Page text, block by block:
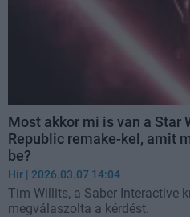
Most akkor mi is van a Star
Republic remake-kel, amit
be?
Hír | 2026.03.07 14:04
Tim Willits, a Saber Interactive
megválaszolta a kérdést.